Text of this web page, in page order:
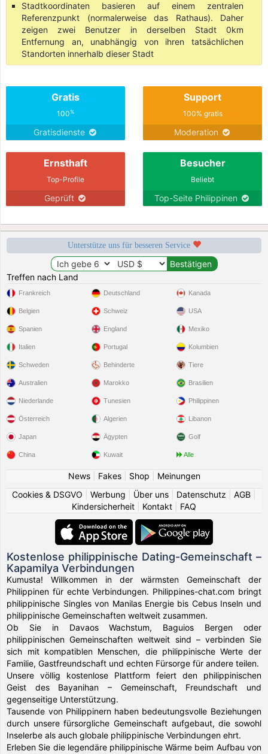
Stadtkoordinaten basieren auf einem zentralen
Referenzpunkt (normalerweise das Rathaus). Daher
zeigen zwei Benutzer in derselben Stadt 0km
Entfernung an, unabhängig von ihren tatsächlichen
Standorten innerhalb dieser Stadt
Gratis
100%
Gratisdienste
Support
100% gratis
Moderation
Ernsthaft
Top-Profile
Geprüft
Besucher
Beliebt
Top-Seite Philippinen
Unterstütze uns für besseren Service
Treffen nach Land
Frankreich
Belgien
Spanien
Italien
Schweden
Deutschland
Schweiz
England
Portugal
Behinderte
Kanada
USA
Mexiko
Kolumbien
Tiere
Australien
Niederlande
Österreich
Japan
China
Marokko
Tunesien
Algerien
Ägypten
Kuwait
Brasilien
Philippinen
Libanon
Golf
Alle
News| Fakes| Shop
Meinungen
Cookies & DSGVO
Werbung Über uns Datenschutz AGB
Kindersicherheit
Kontakt FAQ
Kostenlose philippinische Dating-Gemeinschaft –
Kapamilya Verbindungen
Kumusta! Willkommen in der wärmsten Gemeinschaft der
Philippinen für echte Verbindungen. Philippines-chat.com bringt
philippinische Singles von Manilas Energie bis Cebus Inseln und
philippinische Gemeinschaften weltweit zusammen.
Ob Sie in Davaos Wachstum, Baguios Bergen oder
philippinischen Gemeinschaften weltweit sind – verbinden Sie
sich mit kompatiblen Menschen, die philippinische Werte der
Familie, Gastfreundschaft und echten Fürsorge für andere teilen.
Unsere völlig kostenlose Plattform feiert den philippinischen
Geist des Bayanihan – Gemeinschaft, Freundschaft und
gegenseitige Unterstützung.
Tausende von Philippinern haben bedeutungsvolle Beziehungen
durch unsere fürsorgliche Gemeinschaft aufgebaut, die sowohl
Inselerbe als auch globale philippinische Verbindungen ehrt.
Erleben Sie die legendäre philippinische Wärme beim Aufbau von